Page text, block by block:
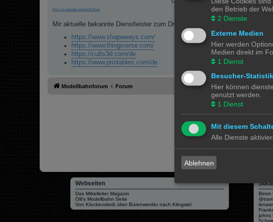
https://de.wikipedia.org/wiki/3D-Druck
Mir aktuelle bekannte Dienstleister zum Drucken sind:
https://www.shapeways.com/
https://www.thingiverse.com/
https://cults3d.com/de
https://www.printables.com/de
Modellbahnforum Forum
Webseiten
Das Mittelleiter Magazin
Olli's Modellbahn Seite
Von Klockenstedt über Bürenwerder nach Klingsiel
johns
den Betrieb der
2 Dienste
Externe Medien
Hier werden
Medien direkt im
1 Dienst
Besucher-
Hier können
genutzt werden.
1 Dienst
Mit diesem
Alle Dienste
Ablehnen